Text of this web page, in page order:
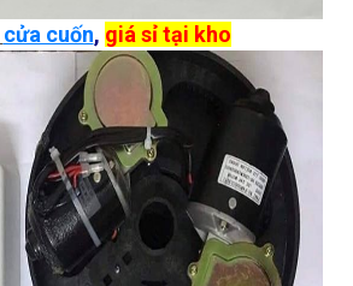
cửa cuốn, giá sỉ tại kho